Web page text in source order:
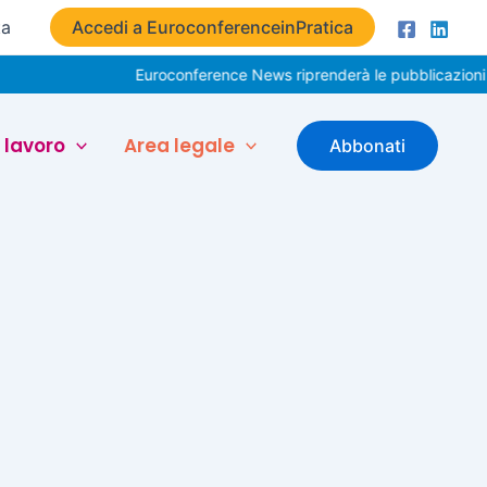
Accedi a EuroconferenceinPratica
Euroconference News riprenderà le pubblicazioni
lavoro Area legale Abbonati